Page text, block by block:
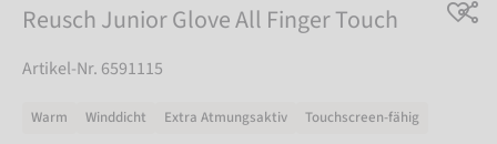
Reusch Junior Glove All Finger Touch
Artikel-Nr. 6591115
Warm Winddicht Extra Atmungsaktiv Touchscreen-fähig